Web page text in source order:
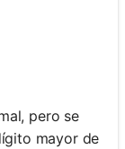
pero se
mayor de